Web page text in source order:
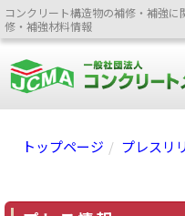
コンクリート構造物の補修・補強
修・補強材料情報
トップページ プレスリ